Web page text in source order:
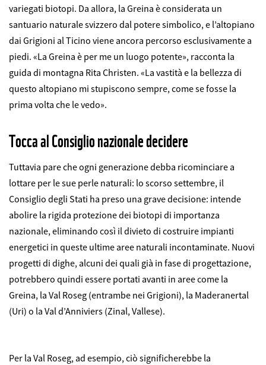
variegati biotopi. Da allora, la Greina è considerata un
santuario naturale svizzero dal potere simbolico, e l’altopiano
dai Grigioni al Ticino viene ancora percorso esclusivamente a
piedi. «La Greina è per me un luogo potente», racconta la
guida di montagna Rita Christen. «La vastità e la bellezza di
questo altopiano mi stupiscono sempre, come se fosse la
prima volta che le vedo».
Tocca al Consiglio nazionale decidere
Tuttavia pare che ogni generazione debba ricominciare a
lottare per le sue perle naturali: lo scorso settembre, il
Consiglio degli Stati ha preso una grave decisione: intende
abolire la rigida protezione dei biotopi di importanza
nazionale, eliminando così il divieto di costruire impianti
energetici in queste ultime aree naturali incontaminate. Nuovi
progetti di dighe, alcuni dei quali già in fase di progettazione,
potrebbero quindi essere portati avanti in aree come la
Greina, la Val Roseg (entrambe nei Grigioni), la Maderanertal
(Uri) o la Val d’Anniviers (Zinal, Vallese).
Per la Val Roseg, ad esempio, ciò significherebbe la